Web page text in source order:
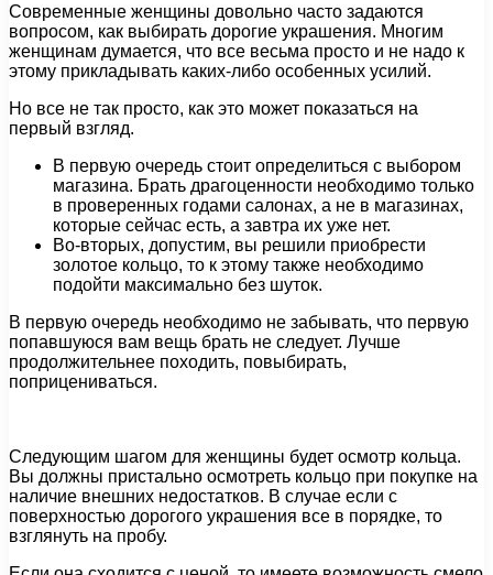
Современные женщины довольно часто задаются
вопросом, как выбирать дорогие украшения. Многим
женщинам думается, что все весьма просто и не надо к
этому прикладывать каких-либо особенных усилий.
Но все не так просто, как это может показаться на
первый взгляд.
В первую очередь стоит определиться с выбором
магазина. Брать драгоценности необходимо только
в проверенных годами салонах, а не в магазинах,
которые сейчас есть, а завтра их уже нет.
Во-вторых, допустим, вы решили приобрести
золотое кольцо, то к этому также необходимо
подойти максимально без шуток.
В первую очередь необходимо не забывать, что первую
попавшуюся вам вещь брать не следует. Лучше
продолжительнее походить, повыбирать,
поприцениваться.
Следующим шагом для женщины будет осмотр кольца.
Вы должны пристально осмотреть кольцо при покупке на
наличие внешних недостатков. В случае если с
поверхностью дорогого украшения все в порядке, то
взглянуть на пробу.